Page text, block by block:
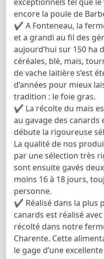
encore la poule de
✔ A Fonteneau, la
et a grandi au fil des
aujourd’hui sur 150 ha
céréales, blé, maïs,
de vache laitière s’est
d’années pour mieux
tradition : le foie gras.
✔ La récolte du maïs
au gavage des canards
débute la rigoureuse
La qualité de nos
par une sélection très
sont ensuite gavés
moins 16 à 18 jours,
personne.
✔ Réalisé dans la plus
canards est réalisé
récolté dans notre
Charente. Cette
le gage d’une